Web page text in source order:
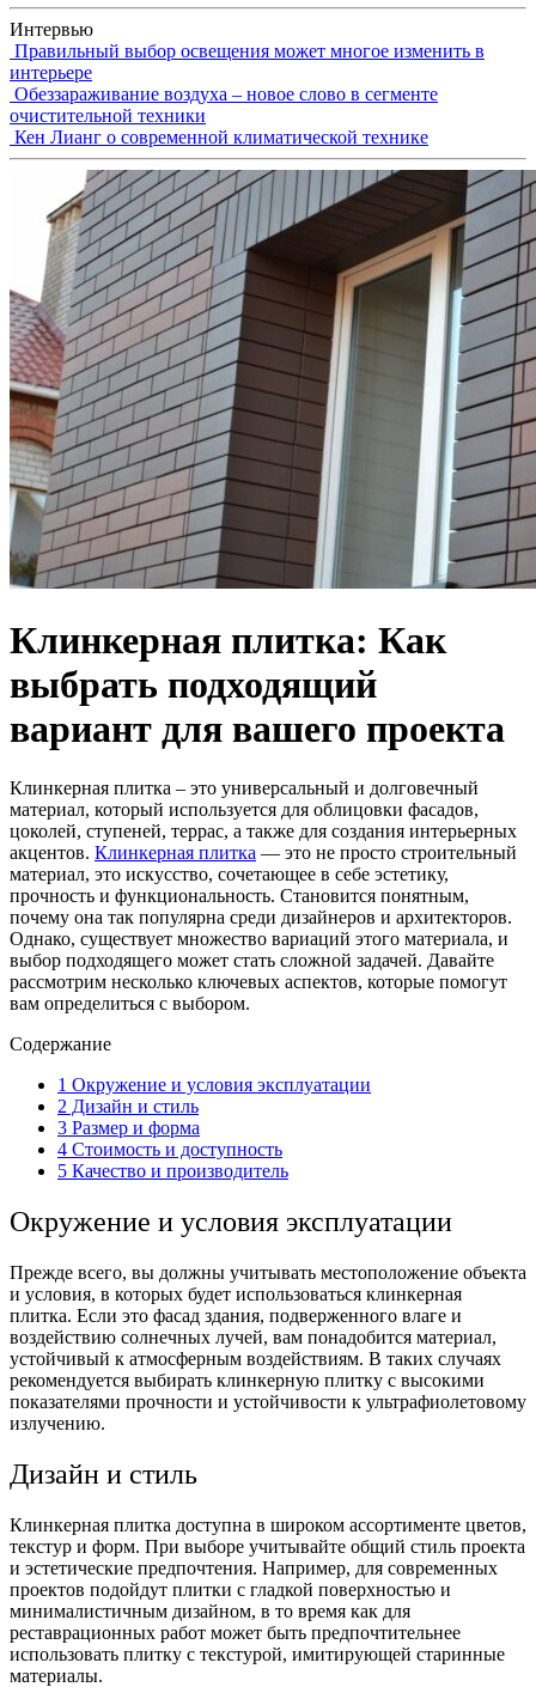
Интервью
Правильный выбор освещения может многое изменить в
интерьере
Обеззараживание воздуха – новое слово в сегменте
очистительной техники
Кен Лианг о современной климатической технике
Клинкерная плитка: Как
выбрать подходящий
вариант для вашего проекта
Клинкерная плитка – это универсальный и долговечный
материал, который используется для облицовки фасадов,
цоколей, ступеней, террас, а также для создания интерьерных
акцентов. Клинкерная плитка — это не просто строительный
материал, это искусство, сочетающее в себе эстетику,
прочность и функциональность. Становится понятным,
почему она так популярна среди дизайнеров и архитекторов.
Однако, существует множество вариаций этого материала, и
выбор подходящего может стать сложной задачей. Давайте
рассмотрим несколько ключевых аспектов, которые помогут
вам определиться с выбором.
Содержание
1 Окружение и условия эксплуатации
2 Дизайн и стиль
3 Размер и форма
4 Стоимость и доступность
5 Качество и производитель
Окружение и условия эксплуатации
Прежде всего, вы должны учитывать местоположение объекта
и условия, в которых будет использоваться клинкерная
плитка. Если это фасад здания, подверженного влаге и
воздействию солнечных лучей, вам понадобится материал,
устойчивый к атмосферным воздействиям. В таких случаях
рекомендуется выбирать клинкерную плитку с высокими
показателями прочности и устойчивости к ультрафиолетовому
излучению.
Дизайн и стиль
Клинкерная плитка доступна в широком ассортименте цветов,
текстур и форм. При выборе учитывайте общий стиль проекта
и эстетические предпочтения. Например, для современных
проектов подойдут плитки с гладкой поверхностью и
минималистичным дизайном, в то время как для
реставрационных работ может быть предпочтительнее
использовать плитку с текстурой, имитирующей старинные
материалы.